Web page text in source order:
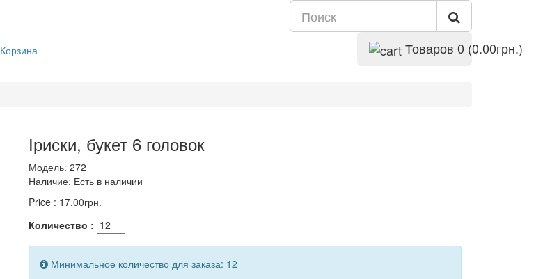
Корзина Товаров 0 (0.00грн.)
Іриски, букет 6 головок
Модель: 272
Наличие: Есть в наличии
Price : 17.00грн.
Количество :
Минимальное количество для заказа: 12